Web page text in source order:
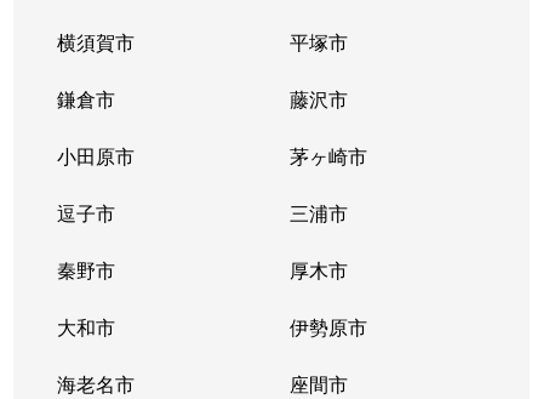
横須賀市 平塚市
鎌倉市 藤沢市
小田原市 茅ヶ崎市
逗子市 三浦市
秦野市 厚木市
大和市 伊勢原市
海老名市 座間市